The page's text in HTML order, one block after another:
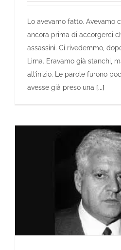
Lo avevamo fatto. Avevamo
ancora prima di accorgerci
assassini. Ci rivedemmo,
Lima. Eravamo già stanchi,
all’inizio. Le parole furono
avesse già preso una [...]